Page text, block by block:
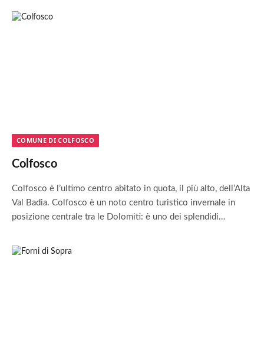
COMUNE DI COLFOSCO
Colfosco
Colfosco è l’ultimo centro abitato in quota, il più alto, dell’Alta
Val Badia. Colfosco è un noto centro turistico invernale in
posizione centrale tra le Dolomiti: è uno dei splendidi…